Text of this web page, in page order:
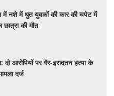
नशे में धुत युवकों की कार की चपेट में
की मौत
आरोपियों पर गैर-इरादतन हत्या के
दर्ज